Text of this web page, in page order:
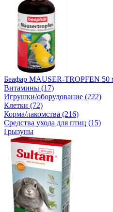
Беафар MAUSER-TROPFEN 50
Витамины (17)
Игрушки/оборудование (222)
Клетки (72)
Корма/лакомства (216)
Средства ухода для птиц (15)
Грызуны